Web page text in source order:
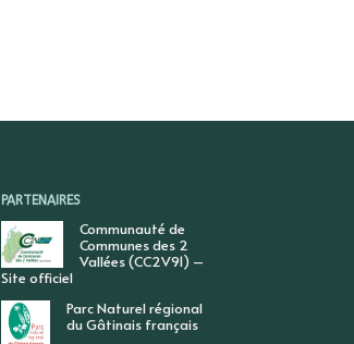
PARTENAIRES
Communauté de
Communes des 2
Vallées (CC2V91) –
Site officiel
Parc Naturel régional
du Gâtinais français